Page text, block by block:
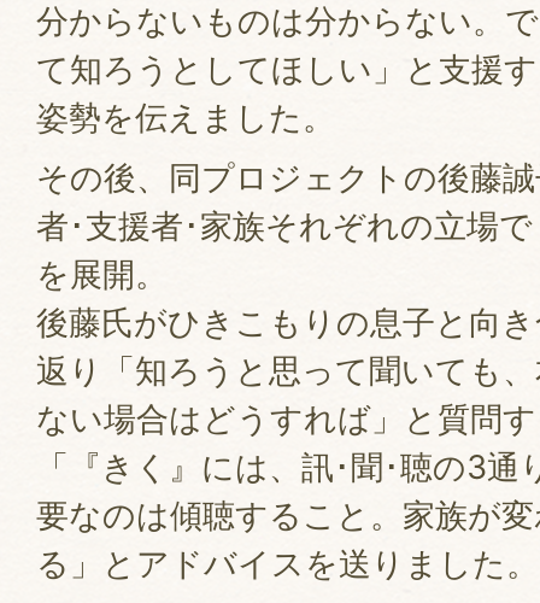
分からないものは分からない。
て知ろうとしてほしい」と支援
姿勢を伝えました。
その後、同プロジェクトの後藤
者･支援者･家族それぞれの立場
を展開。
後藤氏がひきこもりの息子と向
返り「知ろうと思って聞いても
ない場合はどうすれば」と質問
「『きく』には、訊･聞･聴の3
要なのは傾聴すること。家族が
る」とアドバイスを送りました。